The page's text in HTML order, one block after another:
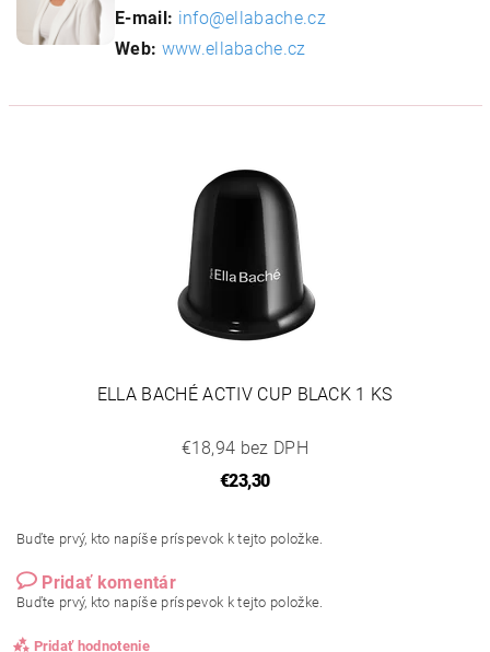
E-mail: info@ellabache.cz
Web: www.ellabache.cz
ELLA BACHÉ ACTIV CUP BLACK 1 KS
€18,94 bez DPH
€23,30
Buďte prvý, kto napíše príspevok k tejto položke.
Pridať komentár
Buďte prvý, kto napíše príspevok k tejto položke.
Pridať hodnotenie